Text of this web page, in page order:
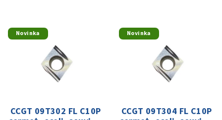
Novinka
CCGT 09T302 FL C10P
Novinka
CCGT 09T304 FL C10P